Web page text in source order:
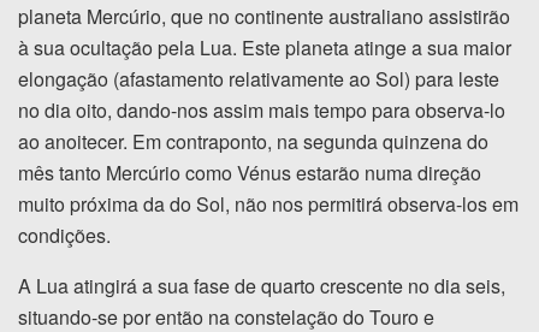
planeta Mercúrio, que no continente australiano assistirão
à sua ocultação pela Lua. Este planeta atinge a sua maior
elongação (afastamento relativamente ao Sol) para leste
no dia oito, dando-nos assim mais tempo para observa-lo
ao anoitecer. Em contraponto, na segunda quinzena do
mês tanto Mercúrio como Vénus estarão numa direção
muito próxima da do Sol, não nos permitirá observa-los em
condições.
A Lua atingirá a sua fase de quarto crescente no dia seis,
situando-se por então na constelação do Touro e